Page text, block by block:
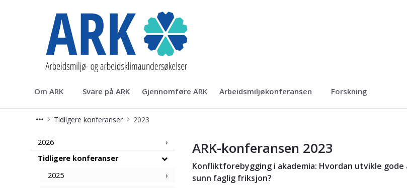
ARK
Om ARK Svare på ARK Gjennomføre ARK Arbeidsmiljøkonferansen Forskning
Tidligere konferanser 2023
ARK-Konferansen 2023
2026
Tidligere konferanser
2025
ARK-konferansen 2023
Konfliktforebygging i akademia: Hvordan utvikle gode
sunn faglig friksjon?